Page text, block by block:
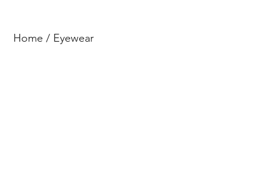
Home / Eyewear